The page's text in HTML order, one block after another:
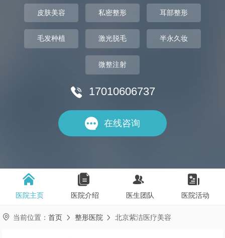
皮肤美容 私密整形 耳部整形
毛发种植 激光脱毛 半永久妆
微整注射
 17010606737
 在线咨询

医院主页

医院介绍

医生团队

医院活动
 当前位置：首页  整形医院  北京紫洁医疗美容